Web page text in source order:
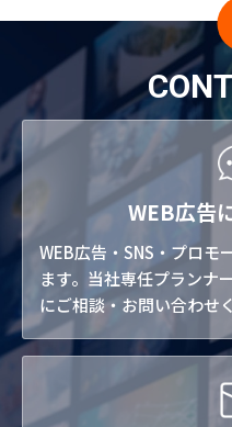
WEB広告
WEB広告・SNS・プロモ
ます。当社専任プランナ
にご相談・お問い合わせ